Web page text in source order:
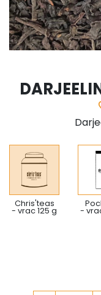
Chris'teas
- vrac 125 g -